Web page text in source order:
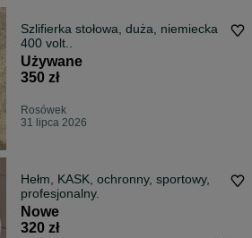
Szlifierka stołowa, duża, niemiecka
400 volt..
Używane
350 zł
Rosówek
31 lipca 2026
Hełm, KASK, ochronny, sportowy,
profesjonalny.
Nowe
320 zł